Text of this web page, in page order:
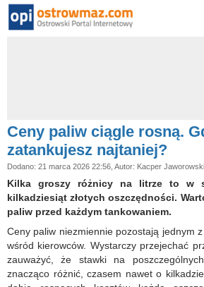
Ceny paliw ciągle rosną.
zatankujesz najtaniej?
Dodano: 21 marca 2026 22:56, Autor: Kacper Jaworowski
Kilka groszy różnicy na litrze to w
kilkadziesiąt złotych oszczędności.
paliw przed każdym tankowaniem.
Ceny paliw niezmiennie pozostają jednym
wśród kierowców. Wystarczy przejechać
zauważyć, że stawki na
znacząco różnić, czasem nawet o